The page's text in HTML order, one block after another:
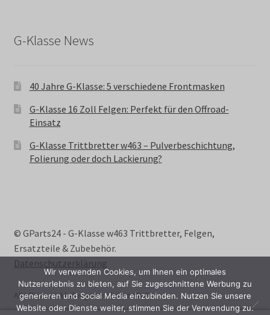
G-Klasse News
40 Jahre G-Klasse: 5 verschiedene Frontmasken
G-Klasse 16 Zoll Felgen: Perfekt für den Offroad-
Einsatz
G-Klasse Trittbretter w463 – Pulverbeschichtung,
Folierung oder doch Lackierung?
© GParts24 - G-Klasse w463 Trittbretter, Felgen,
Ersatzteile & Zubebehör.
Datenschutzerklärung
Alle Preise inkl. der gesetzlichen MwSt.
Wir verwenden Cookies, um Ihnen ein optimales
Nutzererlebnis zu bieten, auf Sie zugeschnittene Werbung zu
generieren und Social Media einzubinden. Nutzen Sie unsere
Website oder Dienste weiter, stimmen Sie der Verwendung zu.